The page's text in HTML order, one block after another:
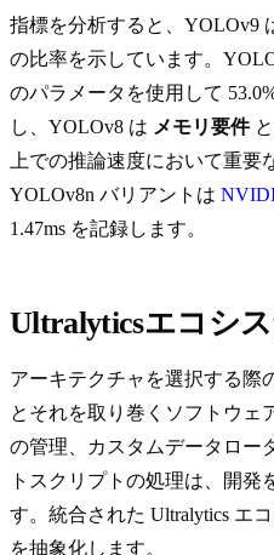
指標を分析すると、YOLOv9
の比率を示しています。
のパラメータを使用して
し、YOLOv8 は メモリ要件と
上での推論速度において重
YOLOv8n バリアントは
1.47ms を記録します。
Ultralyticsエコシ
アーキテクチャを選択する際
とそれを取り巻くソフトウェ
の管理、カスタムデータロー
トスクリプトの処理は、開発
す。統合された Ultralytics エ
を抽象化します。